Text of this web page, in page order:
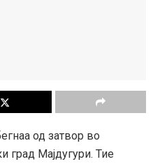
од затвор во
град Мајдугури. Тие